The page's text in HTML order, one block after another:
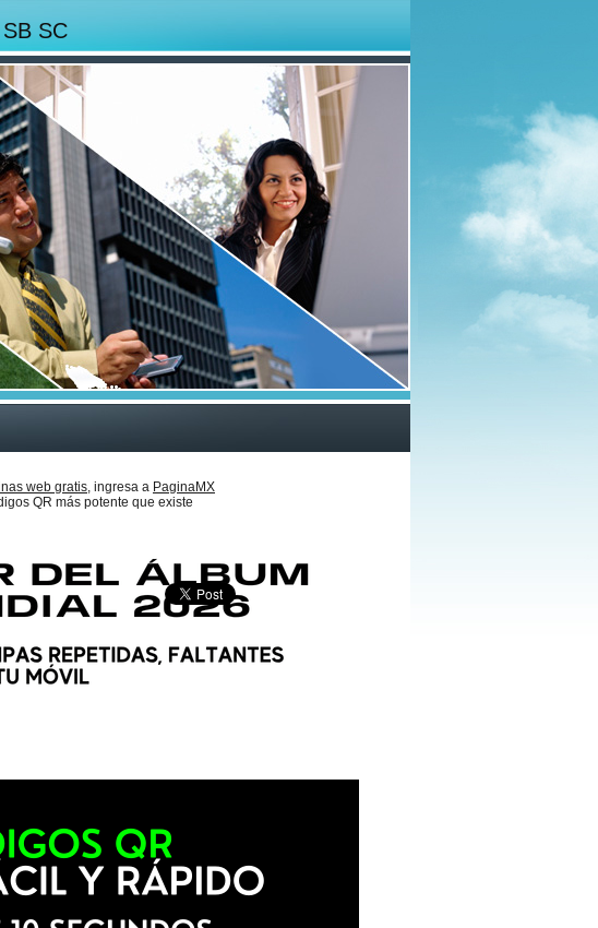
SC
web gratis, ingresa a PaginaMX
QR más potente que existe